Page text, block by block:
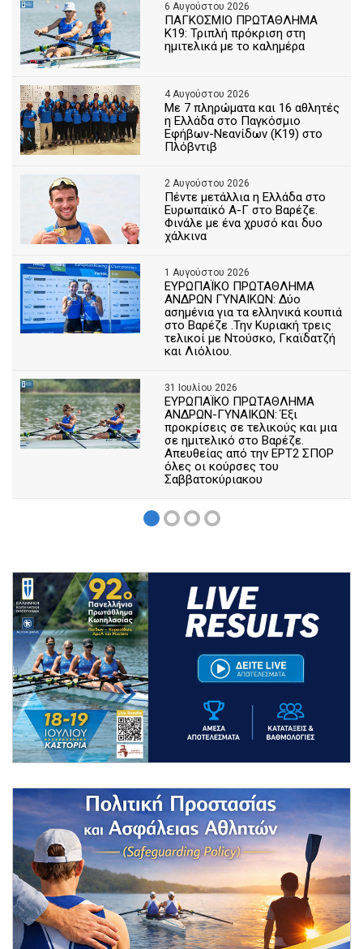
6 Αυγούστου 2026
ΠΑΓΚΟΣΜΙΟ ΠΡΩΤΑΘΛΗΜΑ
Κ19: Τριπλή πρόκριση στη
ημιτελικά με το καλημέρα
4 Αυγούστου 2026
Με 7 πληρώματα και 16 αθλητές
η Ελλάδα στο Παγκόσμιο
Εφήβων-Νεανίδων (Κ19) στο
Πλόβντιβ
2 Αυγούστου 2026
Πέντε μετάλλια η Ελλάδα στο
Ευρωπαϊκό Α-Γ στο Βαρέζε.
Φινάλε με ένα χρυσό και δυο
χάλκινα
1 Αυγούστου 2026
ΕΥΡΩΠΑΪΚΟ ΠΡΩΤΑΘΛΗΜΑ
ΑΝΔΡΩΝ ΓΥΝΑΙΚΩΝ: Δύο
ασημένια για τα ελληνικά κουπιά
στο Βαρέζε .Την Κυριακή τρεις
τελικοί με Ντούσκο, Γκαϊδατζή
και Λιόλιου.
31 Ιουλίου 2026
ΕΥΡΩΠΑΪΚΟ ΠΡΩΤΑΘΛΗΜΑ
ΑΝΔΡΩΝ-ΓΥΝΑΙΚΩΝ: Έξι
προκρίσεις σε τελικούς και μια
σε ημιτελικό στο Βαρέζε.
Απευθείας από την ΕΡΤ2 ΣΠΟΡ
όλες οι κούρσες του
Σαββατοκύριακου